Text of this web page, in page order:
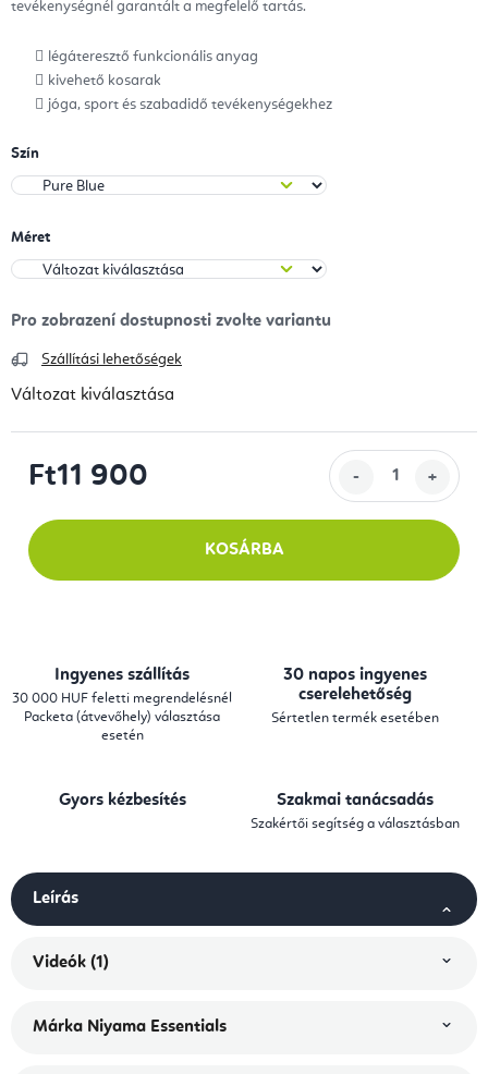
tevékenységnél garantált a megfelelő tartás.
légáteresztő funkcionális anyag
kivehető kosarak
jóga, sport és szabadidő tevékenységekhez
Szín
Méret
Szállítási lehetőségek
Változat kiválasztása
Ft11 900
KOSÁRBA
Ingyenes szállítás
30 000 HUF feletti megrendelésnél
Packeta (átvevőhely) választása
esetén
30 napos ingyenes
cserelehetőség
Sértetlen termék esetében
Gyors kézbesítés Szakmai tanácsadás
Szakértői segítség a választásban
Leírás
Videók (1)
Márka Niyama Essentials